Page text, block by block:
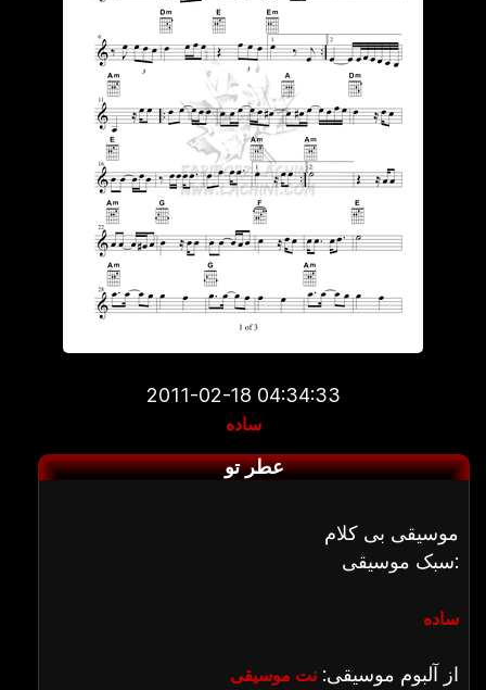
2011-02-18 04:34:33
ساده
عطر تو
موسیقی بی کلام
سبک موسیقی:
ساده
از آلبوم موسیقی: نت موسیقی